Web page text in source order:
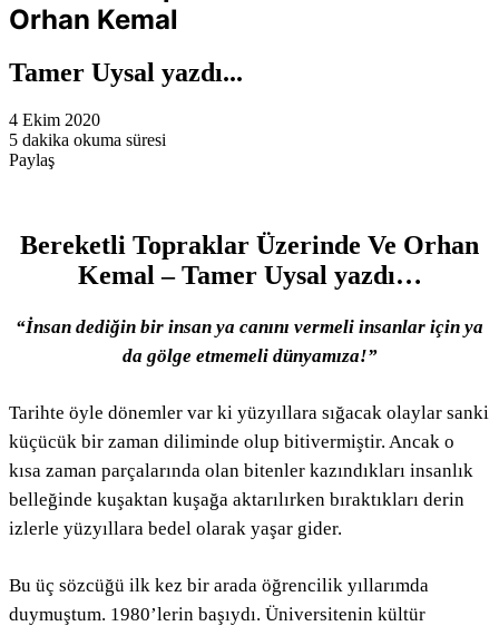
Orhan Kemal
Tamer Uysal yazdı...
4 Ekim 2020
5 dakika okuma süresi
Paylaş
paylaş
Bereketli Topraklar Üzerinde Ve Orhan
Kemal – Tamer Uysal yazdı…
“İnsan dediğin bir insan ya canını vermeli insanlar için ya
da gölge etmemeli dünyamıza!”
Tarihte öyle dönemler var ki yüzyıllara sığacak olaylar sanki
küçücük bir zaman diliminde olup bitivermiştir. Ancak o
kısa zaman parçalarında olan bitenler kazındıkları insanlık
belleğinde kuşaktan kuşağa aktarılırken bıraktıkları derin
izlerle yüzyıllara bedel olarak yaşar gider.
Bu üç sözcüğü ilk kez bir arada öğrencilik yıllarımda
duymuştum. 1980’lerin başıydı. Üniversitenin kültür